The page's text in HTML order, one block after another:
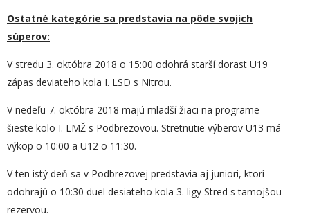
Ostatné kategórie sa predstavia na pôde svojich
súperov:
V stredu 3. októbra 2018 o 15:00 odohrá starší dorast U19
zápas deviateho kola I. LSD s Nitrou.
V nedeľu 7. októbra 2018 majú mladší žiaci na programe
šieste kolo I. LMŽ s Podbrezovou. Stretnutie výberov U13 má
výkop o 10:00 a U12 o 11:30.
V ten istý deň sa v Podbrezovej predstavia aj juniori, ktorí
odohrajú o 10:30 duel desiateho kola 3. ligy Stred s tamojšou
rezervou.